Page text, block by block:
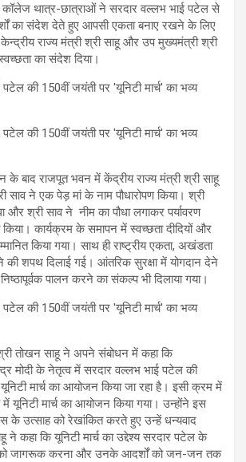
कॉलेज थात्र-छात्राओं ने सरदार वल्लभ भाई पटेल से
का संदेश देते हुए आपसी एकता बनाए रखने के लिए
राज्य मंत्री श्री साहू और उप मुख्यमंत्री श्री
का संदेश दिया।
के बाद राजपूत भवन में केंद्रीय राज्य मंत्री श्री साहू
साव ने एक पेड़ मां के नाम पौधारोपण किया। श्री
और श्री साव ने नीम का पौधा लगाकर पर्यावरण
कार्यक्रम के समापन में स्वच्छता दीदियों और
किया गया। साथ ही राष्ट्रीय एकता, अखंडता
की शपथ दिलाई गई। आंतरिक सुरक्षा में योगदान देने
पालन करने का संकल्प भी दिलाया गया।
तोखन साहू ने अपने संबोधन में कहा कि
मोदी के नेतृत्व में सरदार वल्लभ भाई पटेल की
मार्च का आयोजन किया जा रहा है। इसी क्रम में
यूनिटी मार्च का आयोजन किया गया। उन्होंने इस
के उत्साह को रेखांकित करते हुए उन्हें धन्यवाद
ने कहा कि यूनिटी मार्च का उद्देश्य सरदार पटेल के
जागरूक करना और उनके आदर्शों को जन-जन तक